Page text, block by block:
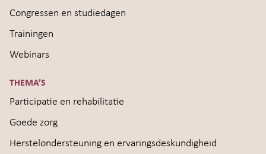
Congressen en studiedagen
Trainingen
Webinars
THEMA’S
Participatie en rehabilitatie
Goede zorg
Herstelondersteuning en ervaringsdeskundigheid